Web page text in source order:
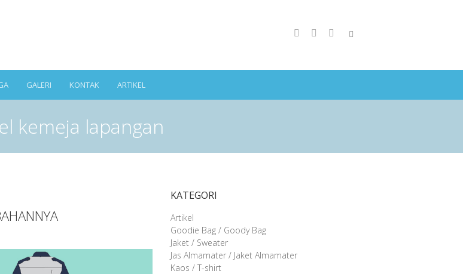
GALERI KONTAK ARTIKEL
kemeja lapangan
KATEGORI
Artikel
Goodie Bag / Goody Bag
Jaket / Sweater
Jas Almamater / Jaket Almamater
Kaos / T-shirt